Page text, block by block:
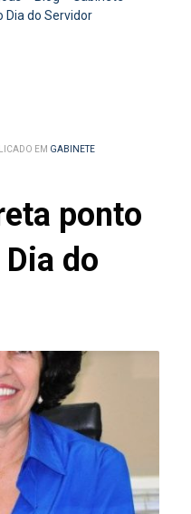
do Servidor
EM GABINETE
ponto
do